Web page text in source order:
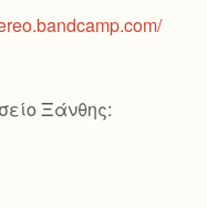
Ξάνθης: